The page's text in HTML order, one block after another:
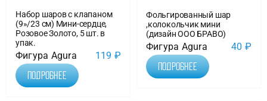
Набор шаров с клапаном
(9»/23 см) Мини-сердце,
Розовое Золото, 5 шт. в
упак.
Фигура Agura 119 ₽
Подробнее
Фольгированный шар
,колокольчик мини
(дизайн ООО БРАВО)
Фигура Agura 40 ₽
Подробнее